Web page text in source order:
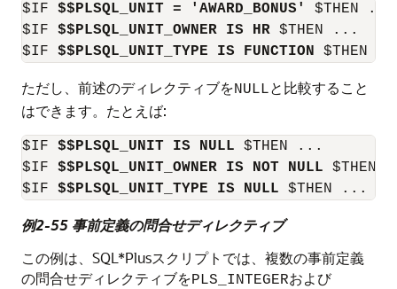
$IF $$PLSQL_UNIT = 'AWARD_BONUS'
$THEN ...
$IF $$PLSQL_UNIT_OWNER IS HR $THEN ...
$IF $$PLSQL_UNIT_TYPE IS FUNCTION
ただし、前述のディレクティブをNULLと比較すること
はできます。たとえば:
$IF $$PLSQL_UNIT IS NULL $THEN ...
$IF $$PLSQL_UNIT_OWNER IS NOT NULL $THEN
$IF $$PLSQL_UNIT_TYPE IS NULL
例2-55 事前定義の問合せディレクティブ
この例は、SQL*Plusスクリプトでは、複数の事前定義
の問合せディレクティブをPLS_INTEGERおよび